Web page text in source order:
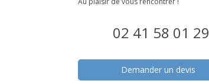
02 41 58 01 29
Demander un devis